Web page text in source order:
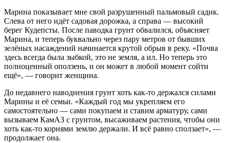
Марина показывает мне свой разрушенный пальмовый садик.
Слева от него идёт садовая дорожка, а справа — высокий
берег Кудепсты. После паводка грунт обвалился, объясняет
Марина, и теперь буквально через пару метров от бывших
зелёных насаждений начинается крутой обрыв в реку. «Почва
здесь всегда была зыбкой, это не земля, а ил. Но теперь это
полноценный оползень, и он может в любой момент сойти
ещё», — говорит женщина.
До недавнего наводнения грунт хоть как-то держался силами
Марины и её семьи. «Каждый год мы укрепляем его
самостоятельно — сами покупаем и ставим арматуру, сами
вызываем КамАЗ с грунтом, высаживаем растения, чтобы они
хоть как-то корнями землю держали. И всё равно сползает», —
продолжает она.